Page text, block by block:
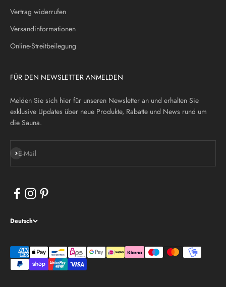
Vertrag widerrufen
Versandinformationen
Online-Streitbeilegung
FÜR DEN NEWSLETTER ANMELDEN
Melden Sie sich hier für unseren Newsletter an und erhalten Sie
exklusive Updates über neue Produkte, Rabatte und News rund um
die Sauna.
E-Mail
Abonnieren
Deutsch